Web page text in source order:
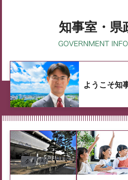
知事室・県
ようこそ知